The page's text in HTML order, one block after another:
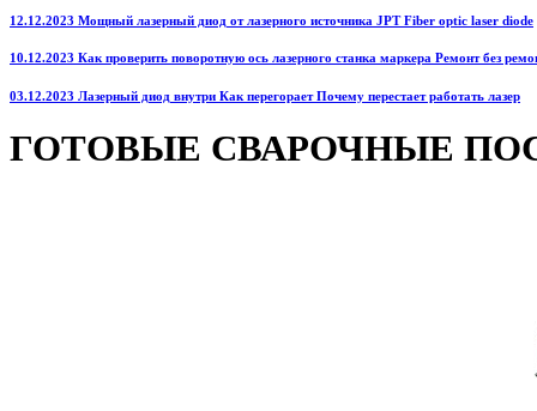
12.12.2023 Мощный лазерный диод от лазерного источника JPT Fiber optic laser diode
10.12.2023 Как проверить поворотную ось лазерного станка маркера Ремонт без
03.12.2023 Лазерный диод внутри Как перегорает Почему перестает работать лазер
ГОТОВЫЕ СВАРОЧНЫЕ